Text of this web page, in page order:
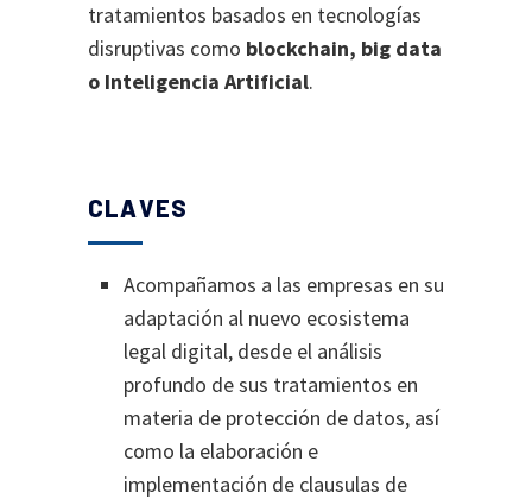
tratamientos basados en tecnologías
disruptivas como blockchain, big data
o Inteligencia Artificial.
CLAVES
Acompañamos a las empresas en su
adaptación al nuevo ecosistema
legal digital, desde el análisis
profundo de sus tratamientos en
materia de protección de datos, así
como la elaboración e
implementación de clausulas de